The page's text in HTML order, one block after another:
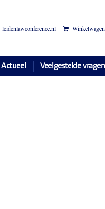
leidenlawconference.nl Winkelwagen
Actueel Veelgestelde vragen